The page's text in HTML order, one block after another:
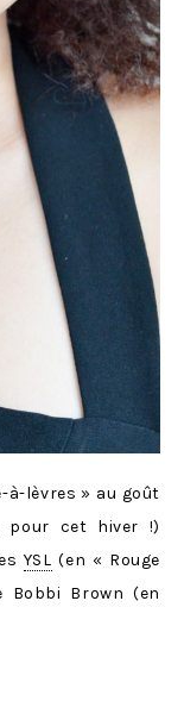
lèvres » au goût
pour cet hiver !)
YSL (en « Rouge
Bobbi Brown (en